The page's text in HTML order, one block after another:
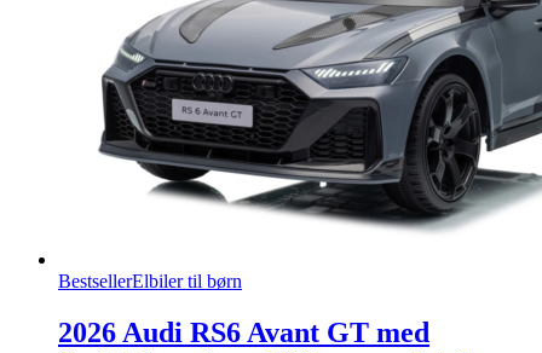
BestsellerElbiler til børn
2026 Audi RS6 Avant GT med